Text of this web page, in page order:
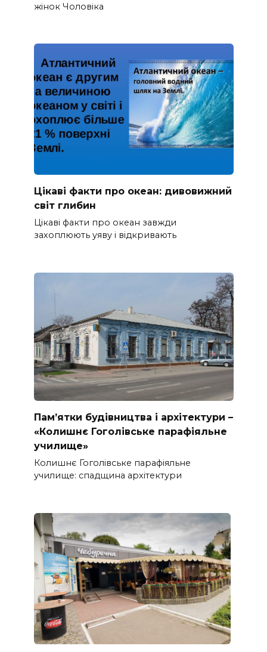
жінок Чоловіка
Цікаві факти про океан: дивовижний
світ глибин
Цікаві факти про океан завжди
захоплюють уяву і відкривають
Пам’ятки будівництва і архітектури –
«Колишнє Гоголівське парафіяльне
училище»
Колишнє Гоголівське парафіяльне
училище: спадщина архітектури